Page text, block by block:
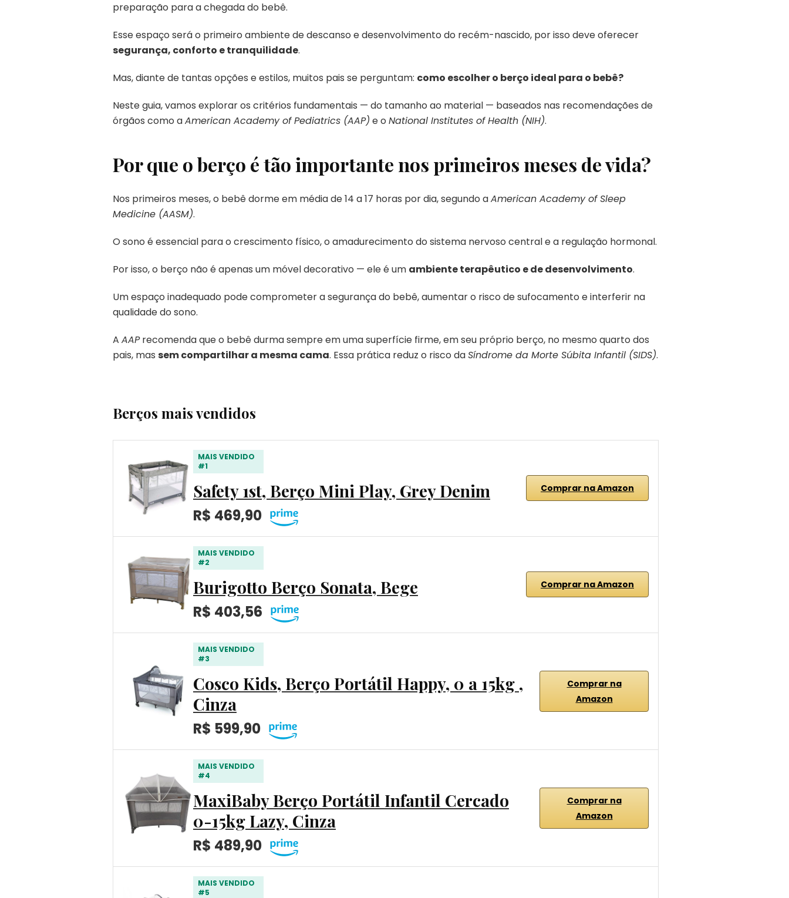
preparação para a chegada do bebê.
Esse espaço será o primeiro ambiente de descanso e desenvolvimento do recém-nascido, por isso deve oferecer
segurança, conforto e tranquilidade.
Mas, diante de tantas opções e estilos, muitos pais se perguntam: como escolher o berço ideal para o bebê?
Neste guia, vamos explorar os critérios fundamentais — do tamanho ao material — baseados nas recomendações de
órgãos como aAmerican Academy of Pediatrics (AAP) e o National Institutes of Health (NIH).
Por que o berço é tão importante nos primeiros meses de vida?
Nos primeiros meses, o bebê dorme em média de 14 a 17 horas por dia, segundo aAmerican Academy of Sleep
Medicine (AASM).
O sono é essencial para o crescimento físico, o amadurecimento do sistema nervoso central e a regulação hormonal.
Por isso, o berço não é apenas um móvel decorativo — ele é um ambiente terapêutico e de desenvolvimento.
Um espaço inadequado pode comprometer a segurança do bebê, aumentar o risco de sufocamento e interferir na
qualidade do sono.
A AAPrecomenda que o bebê durma sempre em uma superfície firme, em seu próprio berço, no mesmo quarto dos
pais, mas sem compartilhar a mesma cama. Essa prática reduz o risco daSíndrome da Morte Súbita Infantil (SIDS).
Berços mais vendidos
MAIS VENDIDO
#1
Safety 1st, Berço Mini Play, Grey Denim
R$ 469,90
Comprar na Amazon
MAIS VENDIDO
#2
Burigotto Berço Sonata, Bege
R$ 403,56
Comprar na Amazon
MAIS VENDIDO
#3
Cosco Kids, Berço Portátil Happy, 0 a 15kg ,
Cinza
R$ 599,90
Comprar na
Amazon
MAIS VENDIDO
#4
MaxiBaby Berço Portátil Infantil Cercado
0-15kg Lazy, Cinza
R$ 489,90
Comprar na
Amazon
MAIS VENDIDO
#5